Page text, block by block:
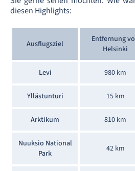
diesen Highlights:
Ausflugsziel
Entfernung
Helsinki
Levi 980 km
Yllästunturi 15 km
Arktikum 810 km
Nuuksio National
Park
42 km